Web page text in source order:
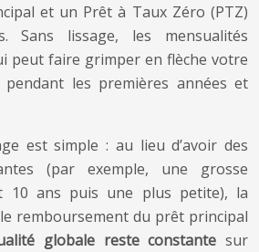
et un Prêt à Taux Zéro (PTZ)
lissage, les mensualités
peut faire grimper en flèche votre
pendant les premières années et
est simple : au lieu d’avoir des
(par exemple, une grosse
10 ans puis une plus petite), la
remboursement du prêt principal
globale reste constante sur